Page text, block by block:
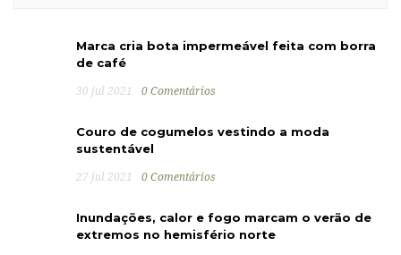
Marca cria bota impermeável feita com borra
de café
30 jul 2021 0 Comentários
Couro de cogumelos vestindo a moda
sustentável
27 jul 2021 0 Comentários
Inundações, calor e fogo marcam o verão de
extremos no hemisfério norte